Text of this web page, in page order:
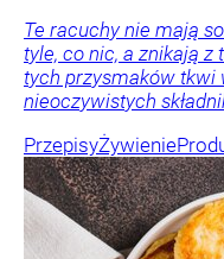
Te racuchy nie mają
tyle, co nic, a znikają
tych przysmaków tkwi
nieoczywistych
PrzepisyŻywienie